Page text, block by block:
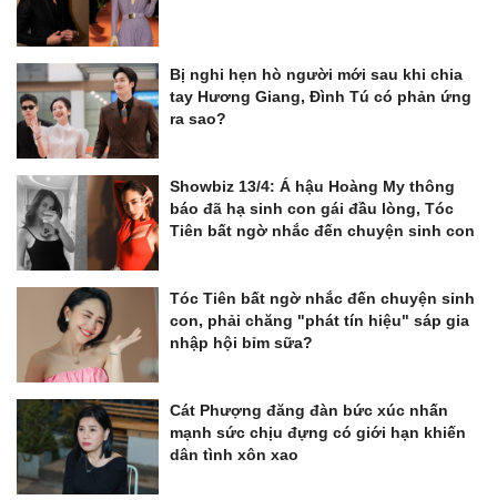
Bị nghi hẹn hò người mới sau khi chia
tay Hương Giang, Đình Tú có phản ứng
ra sao?
Showbiz 13/4: Á hậu Hoàng My thông
báo đã hạ sinh con gái đầu lòng, Tóc
Tiên bất ngờ nhắc đến chuyện sinh con
Tóc Tiên bất ngờ nhắc đến chuyện sinh
con, phải chăng "phát tín hiệu" sáp gia
nhập hội bỉm sữa?
Cát Phượng đăng đàn bức xúc nhấn
mạnh sức chịu đựng có giới hạn khiến
dân tình xôn xao